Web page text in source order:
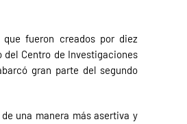
fueron creados por diez
Centro de Investigaciones
gran parte del segundo
una manera más asertiva y